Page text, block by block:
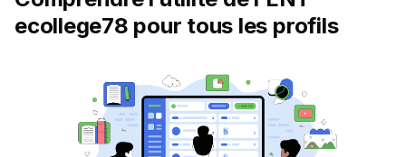
ecollege78 pour tous les profils